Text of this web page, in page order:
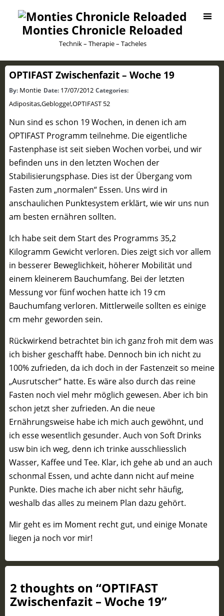
Monties Chronicle Reloaded
Technik – Therapie – Tacheles
OPTIFAST Zwischenfazit – Woche 19
By: Montie Date: 17/07/2012 Categories:
Adipositas,Geblogge!,OPTIFAST 52
Nun sind es schon 19 Wochen, in denen ich am
OPTIFAST Programm teilnehme. Die eigentliche
Fastenphase ist seit sieben Wochen vorbei, und wir
befinden uns in den letzten Wochen der
Stabilisierungsphase. Dies ist der Übergang vom
Fasten zum „normalen“ Essen. Uns wird in
anschaulichen Punktesystem erklärt, wie wir uns nun
am besten ernähren sollten.
Ich habe seit dem Start des Programms 35,2
Kilogramm Gewicht verloren. Dies zeigt sich vor allem
in besserer Beweglichkeit, höherer Mobilität und
einem kleinerem Bauchumfang. Bei der letzten
Messung vor fünf wochen hatte ich 19 cm
Bauchumfang verloren. Mittlerweile sollten es einige
cm mehr geworden sein.
Rückwirkend betrachtet bin ich ganz froh mit dem was
ich bisher geschafft habe. Dennoch bin ich nicht zu
100% zufrieden, da ich doch in der Fastenzeit so meine
„Ausrutscher“ hatte. Es wäre also durch das reine
Fasten noch viel mehr möglich gewesen. Aber ich bin
schon jetzt sher zufrieden. An die neue
Ernährungsweise habe ich mich auch gewöhnt, und
ich esse wesentlich gesunder. Auch von Soft Drinks
usw bin ich weg, denn ich trinke ausschliesslich
Wasser, Kaffee und Tee. Klar, ich gehe ab und an auch
schonmal Essen, und achte dann nicht auf meine
Punkte. Dies mache ich aber nicht sehr häufig,
weshalb das alles zu meinem Plan dazu gehört.
Mir geht es im Moment recht gut, und einige Monate
liegen ja noch vor mir!
2 thoughts on “OPTIFAST
Zwischenfazit – Woche 19”